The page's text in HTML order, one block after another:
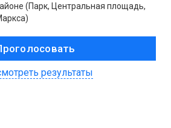
(Парк, Центральная площадь,
результаты